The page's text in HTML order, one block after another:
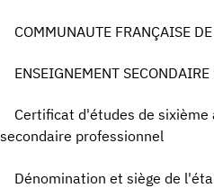
COMMUNAUTE FRANÇAISE
ENSEIGNEMENT
Certificat d'études de sixième
secondaire professionnel
Dénomination et siège de